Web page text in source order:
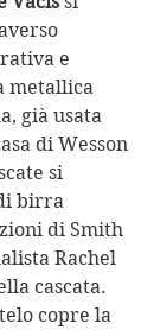
e
metallica
già usata
di Wesson
si
birra
di Smith
Rachel
cascata.
copre la